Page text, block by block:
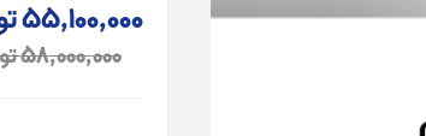
55٬100٬000 تومان
58٬000٬000 تومان